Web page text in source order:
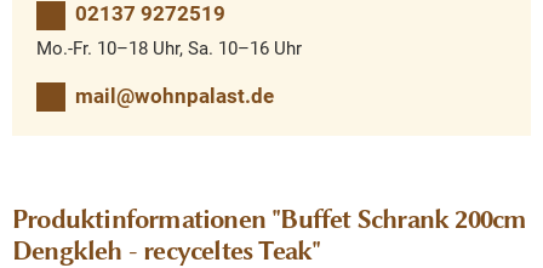
02137 9272519
Mo.-Fr. 10–18 Uhr, Sa. 10–16 Uhr
mail@wohnpalast.de
Produktinformationen "Buffet Schrank 200cm
Dengkleh - recyceltes Teak"